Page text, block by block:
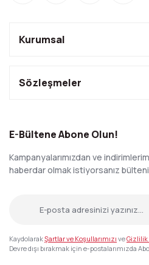
Kurumsal
Sözleşmeler
E-Bültene Abone Olun!
Kampanyalarımızdan ve
haberdar olmak istiyorsanız
KaydolarakŞartlar ve Koşullarımızı veGizlilik
Devre dışı bırakmak için e-postalarımızda